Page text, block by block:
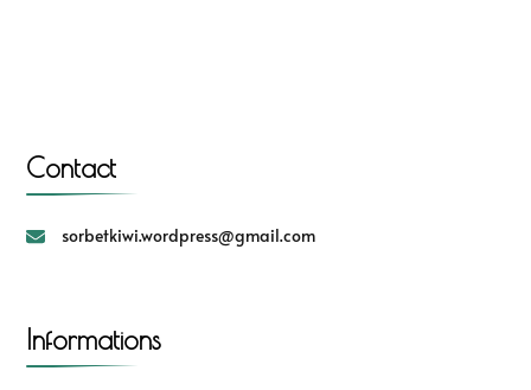
Contact
sorbetkiwi.wordpress@gmail.com
Informations